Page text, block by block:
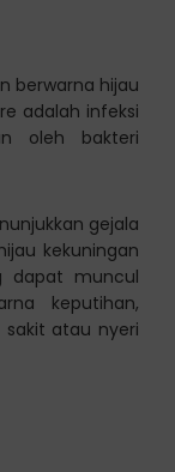
berwarna hijau
adalah infeksi
oleh bakteri
gejala
kekuningan
dapat muncul
keputihan,
atau nyeri